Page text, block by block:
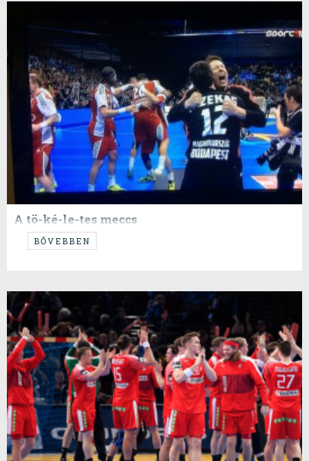
A tö-ké-le-tes meccs
...köszönöm a magyar válogatottnak!
BŐVEBBEN